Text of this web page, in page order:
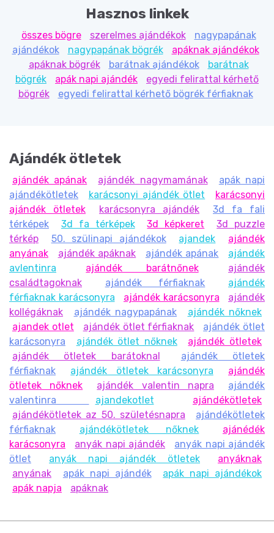
Hasznos linkek
összes bögre szerelmes ajándékok
nagypapának
ajándékok
nagypapának bögrék
apáknak ajándékok
apáknak bögrék
barátnak ajándékok
barátnak
bögrék
apák napi ajándék
egyedi felirattal kérhető
bögrék
egyedi felirattal kérhető bögrék férfiaknak
Ajándék ötletek
ajándék apának ajándék nagymamának
apák napi
ajándékötletek
karácsonyi ajándék ötlet
karácsonyi
ajándék ötletek
karácsonyra ajándék
3d fa fali
térképek
3d fa térképek 3d képkeret
3d puzzle
térkép
50. szülinapi ajándékok ajandek
ajándék
anyának
ajándék apáknak ajándék apának
ajándék
avlentinra
ajándék barátnőnek
ajándék
családtagoknak
ajándék férfiaknak
ajándék
férfiaknak karácsonyra
ajándék karácsonyra
ajándék
kollégáknak
ajándék nagypapának
ajándék nőknek
ajandek otlet
ajándék ötlet férfiaknak
ajándék ötlet
karácsonyra
ajándék ötlet nőknek
ajándék ötletek
ajándék ötletek barátoknal
ajándék ötletek
férfiaknak
ajándék ötletek karácsonyra
ajándék
ötletek nőknek
ajándék valentin napra
ajándék
valentinra
ajandekotlet
ajándékötletek
ajándékötletek az 50. születésnapra
ajándékötletek
férfiaknak
ajándékötletek nőknek
ajánédék
karácsonyra
anyák napi ajándék
anyák napi ajándék
ötlet
anyák napi ajándék ötletek
anyáknak
anyának
apák napi ajándék
apák napi ajándékok
apák napja
apáknak